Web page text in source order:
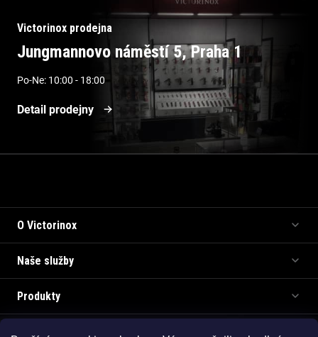
Victorinox prodejna
Jungmannovo náměstí 5, Praha 1
Po-Ne: 10:00 - 18:00
Detail prodejny
O Victorinox
Naše služby
Produkty